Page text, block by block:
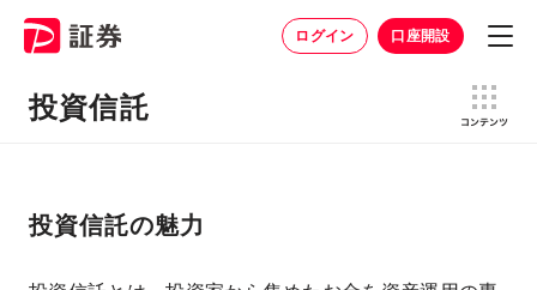
ログイン 口座開設
投資信託
投資信託の魅力